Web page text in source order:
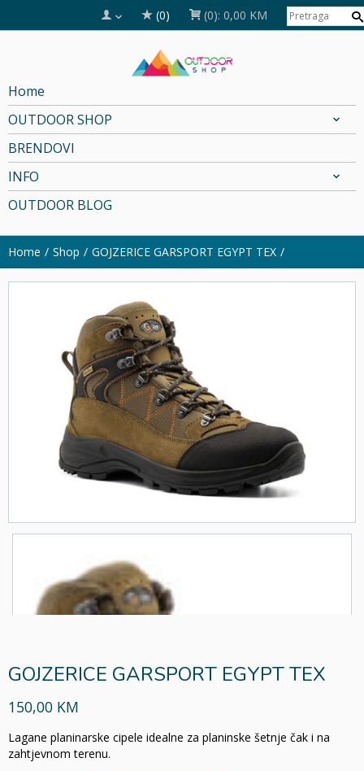
(0) (0): 0,00 KM
Home
OUTDOOR SHOP
BRENDOVI
INFO
OUTDOOR BLOG
Home Shop GOJZERICE GARSPORT EGYPT TEX
GOJZERICE GARSPORT EGYPT TEX
150,00 KM
Lagane planinarske cipele idealne za planinske šetnje čak i na
zahtjevnom terenu.